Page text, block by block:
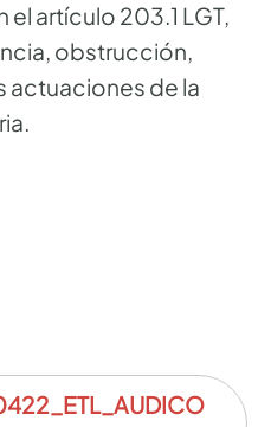
artículo 203.1 LGT,
obstrucción,
actuaciones de la